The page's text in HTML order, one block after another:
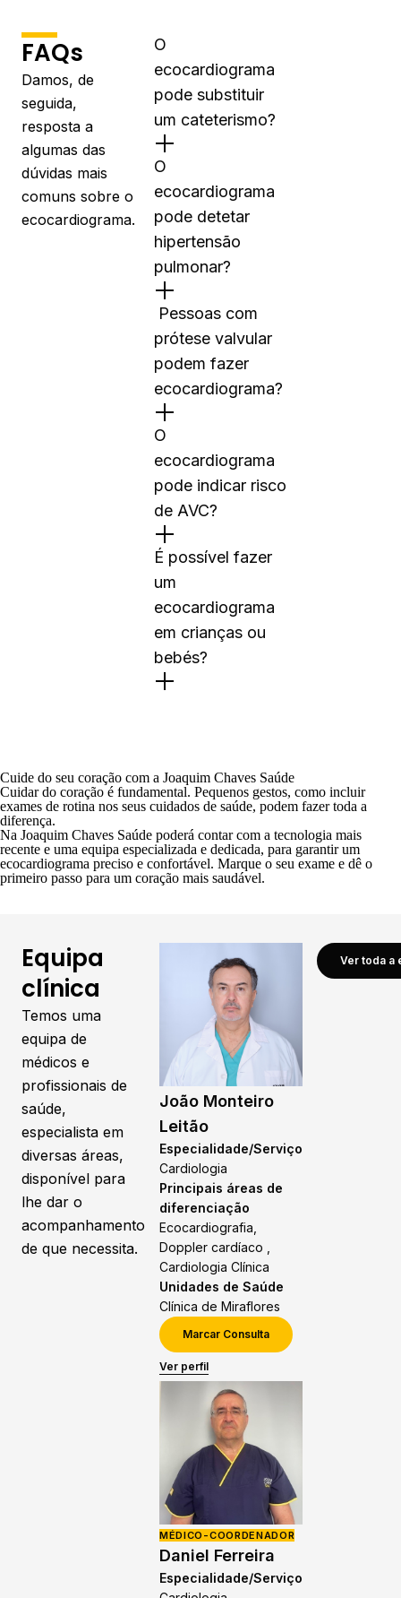
FAQs
Damos, de
seguida,
resposta a
algumas das
dúvidas mais
comuns sobre o
ecocardiograma.
O
ecocardiograma
pode substituir
um cateterismo?
O
ecocardiograma
pode detetar
hipertensão
pulmonar?
Pessoas com
prótese valvular
podem fazer
ecocardiograma?
O
ecocardiograma
pode indicar risco
de AVC?
É possível fazer
um
ecocardiograma
em crianças ou
bebés?
Cuide do seu coração com a Joaquim Chaves Saúde
Cuidar do coração é fundamental. Pequenos gestos, como incluir
exames de rotina nos seus cuidados de saúde, podem fazer toda a
diferença.
Na Joaquim Chaves Saúde poderá contar com a tecnologia mais
recente e uma equipa especializada e dedicada, para garantir um
ecocardiograma preciso e confortável. Marque o seu exame e dê o
primeiro passo para um coração mais saudável.
Equipa
clínica
Temos uma
equipa de
médicos e
profissionais de
saúde,
especialista em
diversas áreas,
disponível para
lhe dar o
acompanhamento
de que necessita.
João Monteiro
Leitão
Especialidade/Serviço
Cardiologia
Principais áreas de
diferenciação
Ecocardiografia,
Doppler cardíaco ,
Cardiologia Clínica
Unidades de Saúde
Clínica de Miraflores
Marcar Consulta
Ver perfil
MÉDICO-COORDENADOR
Daniel Ferreira
Especialidade/Serviço
Ver toda a